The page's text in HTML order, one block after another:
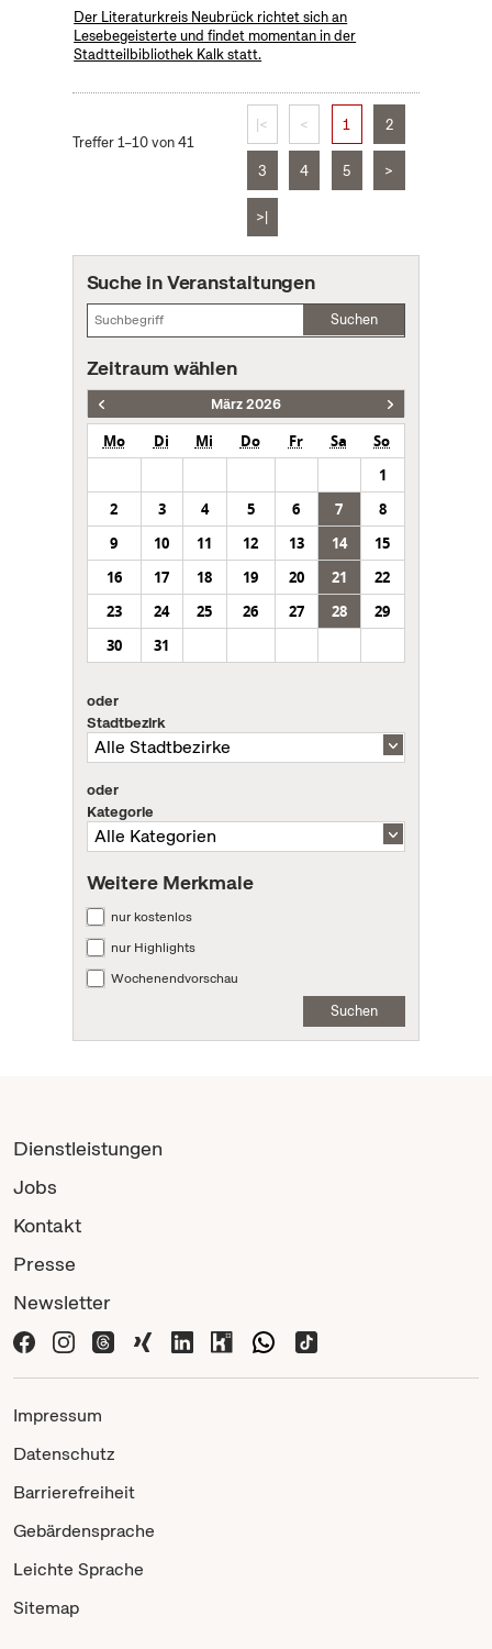
Der Literaturkreis Neubrück richtet sich an
Lesebegeisterte und findet momentan in der
Stadtteilbibliothek Kalk statt.
Treffer 1–10 von 41
|< < 1 2
3 4 5 >
>|
Suche in Veranstaltungen
Suchen
Zeitraum wählen
März 2026
Mo Di Mi Do Fr Sa
So
1
2
3 4 5 6 7
8
9
10 11 12 13 14
15
16
17 18 19 20 21
22
23
24 25 26 27 28
29
30
31
oder
Stadtbezirk
oder
Kategorie
Weitere Merkmale
nur kostenlos
nur Highlights
Wochenendvorschau
Suchen
Dienstleistungen
Jobs
Kontakt
Presse
Newsletter
Impressum
Datenschutz
Barrierefreiheit
Gebärdensprache
Leichte Sprache
Sitemap